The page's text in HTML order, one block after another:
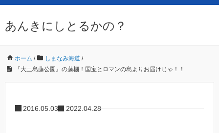
あんきにしとるかの？
ホーム / しまなみ海道 /
『大三島藤公園』の藤棚！国宝とロマンの島よりお届けじゃ！！
2016.05.03 2022.04.28